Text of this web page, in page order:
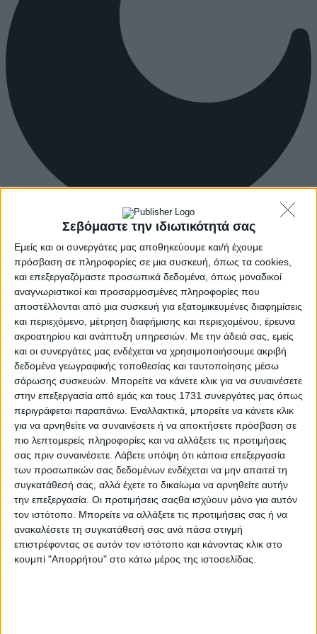
Σεβόμαστε την ιδιωτικότητά σας
Εμείς και οι συνεργάτες μας αποθηκεύουμε και/ή έχουμε
πρόσβαση σε πληροφορίες σε μια συσκευή, όπως τα cookies,
και επεξεργαζόμαστε προσωπικά δεδομένα, όπως μοναδικοί
αναγνωριστικοί και προσαρμοσμένες πληροφορίες που
αποστέλλονται από μια συσκευή για εξατομικευμένες διαφημίσεις
και περιεχόμενο, μέτρηση διαφήμισης και περιεχομένου, έρευνα
ακροατηρίου και ανάπτυξη υπηρεσιών. Με την άδειά σας, εμείς
και οι συνεργάτες μας ενδέχεται να χρησιμοποιήσουμε ακριβή
δεδομένα γεωγραφικής τοποθεσίας και ταυτοποίησης μέσω
σάρωσης συσκευών. Μπορείτε να κάνετε κλικ για να συναινέσετε
στην επεξεργασία από εμάς και τους 1731 συνεργάτες μας όπως
περιγράφεται παραπάνω. Εναλλακτικά, μπορείτε να κάνετε κλικ
για να αρνηθείτε να συναινέσετε ή να αποκτήσετε πρόσβαση σε
πιο λεπτομερείς πληροφορίες και να αλλάξετε τις προτιμήσεις
σας πριν συναινέσετε. Λάβετε υπόψη ότι κάποια επεξεργασία
των προσωπικών σας δεδομένων ενδέχεται να μην απαιτεί τη
συγκατάθεσή σας, αλλά έχετε το δικαίωμα να αρνηθείτε αυτήν
την επεξεργασία. Οι προτιμήσεις σαςθα ισχύουν μόνο για αυτόν
τον ιστότοπο. Μπορείτε να αλλάξετε τις προτιμήσεις σας ή να
ανακαλέσετε τη συγκατάθεσή σας ανά πάσα στιγμή
επιστρέφοντας σε αυτόν τον ιστότοπο και κάνοντας κλικ στο
κουμπί "Απορρήτου" στο κάτω μέρος της ιστοσελίδας.
Αρχική
Ελλάδα